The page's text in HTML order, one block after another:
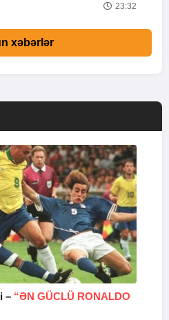
23:32
xəbərlər
– “ƏN GÜCLÜ RONALDO